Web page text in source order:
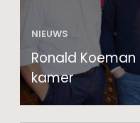
NIEUWS
Ronald
kamer